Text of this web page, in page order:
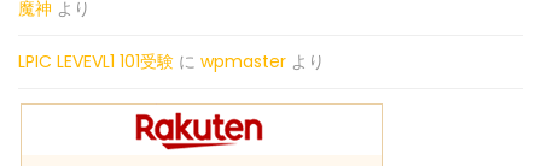
魔神 より
LPIC LEVEVL1 101受験 に wpmaster より